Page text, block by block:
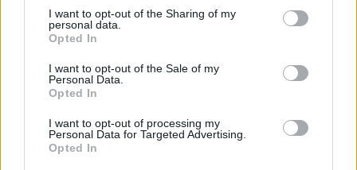
I want to opt-out of the Sharing of my
personal data.
Opted In
I want to opt-out of the Sale of my
Personal Data.
Opted In
I want to opt-out of processing my
Personal Data for Targeted Advertising.
Opted In
regisztrációhoz kötött.
Az előfizetés a következőket tartalmazza:
Kötéslisták: BÉT elmúlt 2 év napon belüli
kötéslistái
Előfizetés